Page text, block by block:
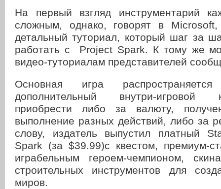
На первый взгляд инструментарий
сложным, однако, говорят в Microsoft,
детальный туториал, который шаг за
работать с Project Spark. К тому же
видео-туториалам представителей
Основная игра
дополнительный внутри-
приобрести либо за валюту,
выполнение разных действий, либо за
слову, издатель выпустил платный
Spark (за $39.99)с квестом, премиум-
играбельным героем-чемпионом,
строительных инструментов для
миров.